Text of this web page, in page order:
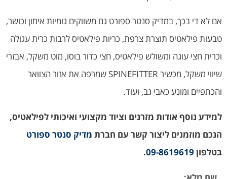
אם לא די בכך, במדיק סנטר ספורט גם משווקים גומיות אימון וכושר,
טבעות פילאטיס תוצרת צרפת, כריות פילאטיס לרבות כרית עגולה
וכרית חצי עוגה ומשולש פילאטיס, חצי כדור בוסו, מוט משקל, אבזרי
שיווי משקל, מכשיר SPINEFITTER שמרפה את אזור הצוואר
והכתפיים ומונע כאבי גב, ועוד.
למידע נוסף אודות מזרנים וציוד מקצועי ואיכותי לפילאטיס,
הנכם מוזמנים ליצור קשר עם חברת מדיק סנטר ספורט
בטלפון 09-8619619
.